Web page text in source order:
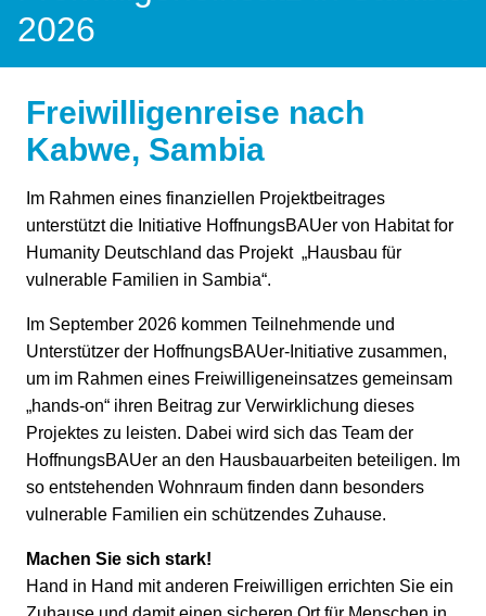
2026
Freiwilligenreise nach
Kabwe, Sambia
Im Rahmen eines finanziellen Projektbeitrages
unterstützt die Initiative HoffnungsBAUer von Habitat for
Humanity Deutschland das Projekt „Hausbau für
vulnerable Familien in Sambia“.
Im September 2026 kommen Teilnehmende und
Unterstützer der HoffnungsBAUer-Initiative zusammen,
um im Rahmen eines Freiwilligeneinsatzes gemeinsam
„hands-on“ ihren Beitrag zur Verwirklichung dieses
Projektes zu leisten. Dabei wird sich das Team der
HoffnungsBAUer an den Hausbauarbeiten beteiligen. Im
so entstehenden Wohnraum finden dann besonders
vulnerable Familien ein schützendes Zuhause.
Machen Sie sich stark!
Hand in Hand mit anderen Freiwilligen errichten Sie ein